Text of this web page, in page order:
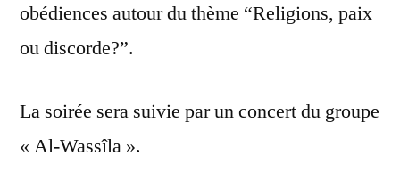
obédiences autour du thème “Religions, paix
ou discorde?”.
La soirée sera suivie par un concert du groupe
« Al-Wassîla ».